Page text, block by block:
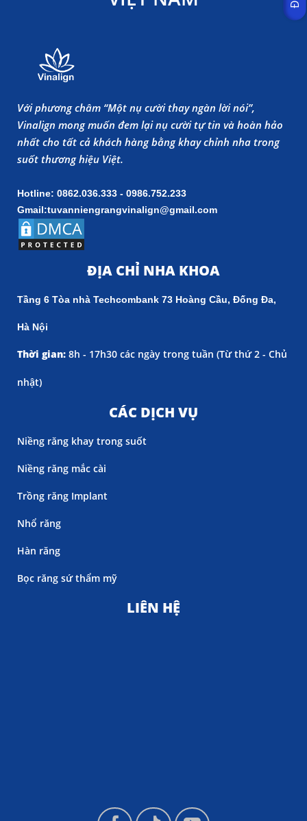
Với phương châm “Một nụ cười thay ngàn lời nói”,
Vinalign mong muốn đem lại nụ cười tự tin và hoàn hảo
nhất cho tất cả khách hàng bằng khay chỉnh nha trong
suốt thương hiệu Việt.
Hotline: 0862.036.333 - 0986.752.233
Gmail:tuvanniengrangvinalign@gmail.com
ĐỊA CHỈ NHA KHOA
Tầng 6 Tòa nhà Techcombank 73 Hoàng Cầu, Đống Đa,
Hà Nội
Thời gian: 8h - 17h30 các ngày trong tuần (Từ thứ 2 - Chủ
nhật)
CÁC DỊCH VỤ
Niềng răng khay trong suốt
Niềng răng mắc cài
Trồng răng Implant
Nhổ răng
Hàn răng
Bọc răng sứ thẩm mỹ
LIÊN HỆ